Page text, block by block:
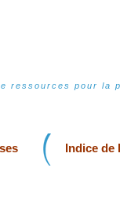
ressources pour la
Indice de